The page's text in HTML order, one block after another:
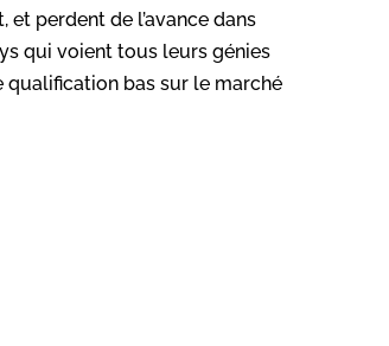
et perdent de l’avance dans
qui voient tous leurs génies
qualification bas sur le marché